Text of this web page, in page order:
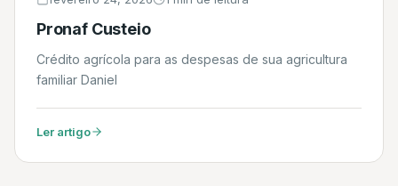
Pronaf Custeio
Crédito agrícola para as despesas de sua agricultura
familiar Daniel
Ler artigo